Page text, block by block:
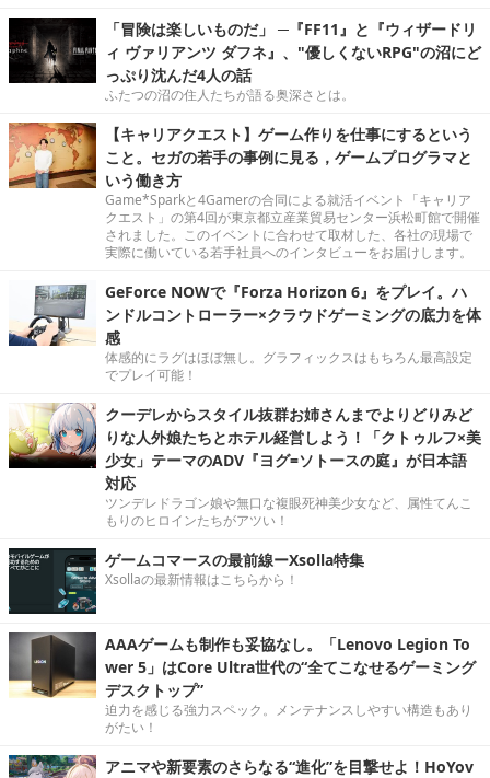
「冒険は楽しいものだ」 ─『FF11』と『ウィザードリ
ィ ヴァリアンツ ダフネ』、"優しくないRPG"の沼にど
っぷり沈んだ4人の話
ふたつの沼の住人たちが語る奥深さとは。
【キャリアクエスト】ゲーム作りを仕事にするという
こと。セガの若手の事例に見る，ゲームプログラマと
いう働き方
Game*Sparkと4Gamerの合同による就活イベント「キャリア
クエスト」の第4回が東京都立産業貿易センター浜松町館で開催
されました。このイベントに合わせて取材した、各社の現場で
実際に働いている若手社員へのインタビューをお届けします。
GeForce NOWで『Forza Horizon 6』をプレイ。ハ
ンドルコントローラー×クラウドゲーミングの底力を体
感
体感的にラグはほぼ無し。グラフィックスはもちろん最高設定
でプレイ可能！
クーデレからスタイル抜群お姉さんまでよりどりみど
りな人外娘たちとホテル経営しよう！「クトゥルフ×美
少女」テーマのADV『ヨグ=ソトースの庭』が日本語
対応
ツンデレドラゴン娘や無口な複眼死神美少女など、属性てんこ
もりのヒロインたちがアツい！
ゲームコマースの最前線ーXsolla特集
Xsollaの最新情報はこちらから！
AAAゲームも制作も妥協なし。「Lenovo Legion To
wer 5」はCore Ultra世代の“全てこなせるゲーミング
デスクトップ”
迫力を感じる強力スペック。メンテナンスしやすい構造もあり
がたい！
アニマや新要素のさらなる“進化”を目撃せよ！HoYov